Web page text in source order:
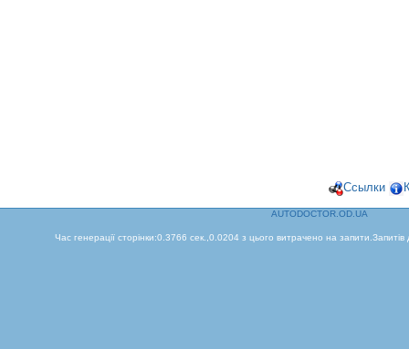
Ссылки
AUTODOCTOR.OD.UA
Час генерації сторінки:0.3766 сек.,0.0204 з цього витрачено на